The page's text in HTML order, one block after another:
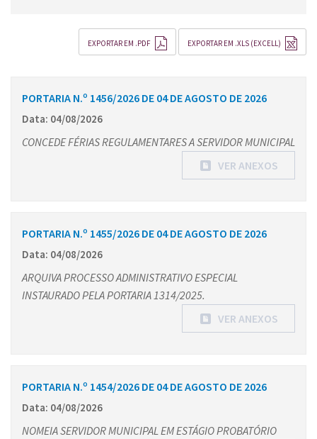
EXPORTAR EM .XLS (EXCELL)
EXPORTAR EM .PDF
PORTARIA N.º 1456/2026 DE 04 DE AGOSTO DE 2026
Data: 04/08/2026
CONCEDE FÉRIAS REGULAMENTARES A SERVIDOR MUNICIPAL
VER ANEXOS
PORTARIA N.º 1455/2026 DE 04 DE AGOSTO DE 2026
Data: 04/08/2026
ARQUIVA PROCESSO ADMINISTRATIVO ESPECIAL
INSTAURADO PELA PORTARIA 1314/2025.
VER ANEXOS
PORTARIA N.º 1454/2026 DE 04 DE AGOSTO DE 2026
Data: 04/08/2026
NOMEIA SERVIDOR MUNICIPAL EM ESTÁGIO PROBATÓRIO